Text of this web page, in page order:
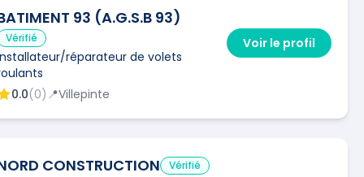
93 (A.G.S.B 93)
Vérifié
réparateur de volets
0.0(0) 📍Villepinte
Voir le profil
CONSTRUCTION Vérifié